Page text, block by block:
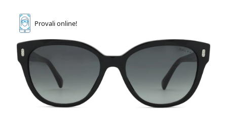
Provalionline!